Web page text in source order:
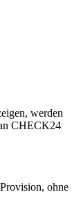
werden
CHECK24
ohne